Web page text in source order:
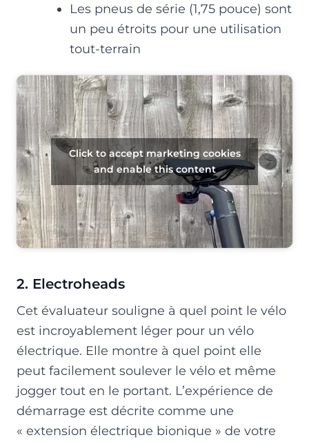
Les pneus de série (1,75 pouce) sont
un peu étroits pour une utilisation
tout-terrain
Click to accept marketing cookies
and enable this content
2. Electroheads
Cet évaluateur souligne à quel point le vélo
est incroyablement léger pour un vélo
électrique. Elle montre à quel point elle
peut facilement soulever le vélo et même
jogger tout en le portant. L’expérience de
démarrage est décrite comme une
« extension électrique bionique » de votre